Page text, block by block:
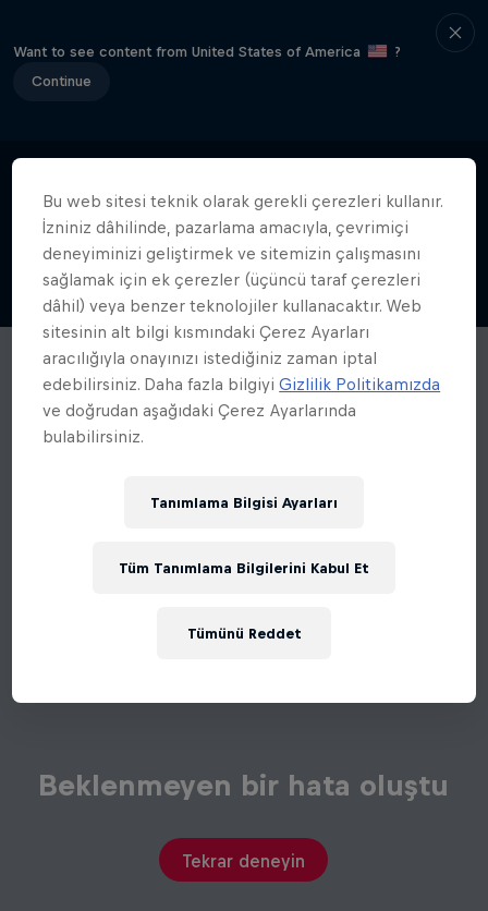
Want to see content from United States of America
?
Continue
Beklenmeyen bir hata oluştu
Tekrar deneyin
Bu web sitesi teknik olarak gerekli çerezleri kullanır.
İzniniz dâhilinde, pazarlama amacıyla, çevrimiçi
deneyiminizi geliştirmek ve sitemizin çalışmasını
sağlamak için ek çerezler (üçüncü taraf çerezleri
dâhil) veya benzer teknolojiler kullanacaktır. Web
sitesinin alt bilgi kısmındaki Çerez Ayarları
aracılığıyla onayınızı istediğiniz zaman iptal
edebilirsiniz. Daha fazla bilgiyiGizlilik Politikamızda
ve doğrudan aşağıdaki Çerez Ayarlarında
bulabilirsiniz.
Tanımlama Bilgisi Ayarları
Tümünü Reddet
Tüm Tanımlama Bilgilerini Kabul Et